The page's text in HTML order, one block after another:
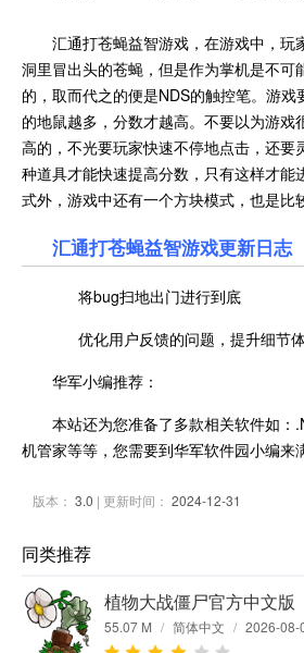
汇通打苍蝇益智游戏，在游戏中，玩
洞里冒出头的苍蝇，但是作为掌机是不可
的，取而代之的便是NDS的触控笔。游
的地鼠越多，分数才越高。不要以为游戏
高的，不光要玩家快速不停地点击，还要
种道具才能快速提高分数，只有这样才能
式外，游戏中还有一个方块模式，也是比
汇通打苍蝇益智游戏更新日志
将bug扫地出门进行到底
优化用户反馈的问题，提升细节
华军小编推荐：
本站还为您准备了多款相关软件如：
机管家等等，您需要到华军软件园小编来
版本： 3.0 | 更新时间： 2024-12-31
同类推荐
植物大战僵尸官方中文版
55.07 M / 简体中文 / 2026-08-